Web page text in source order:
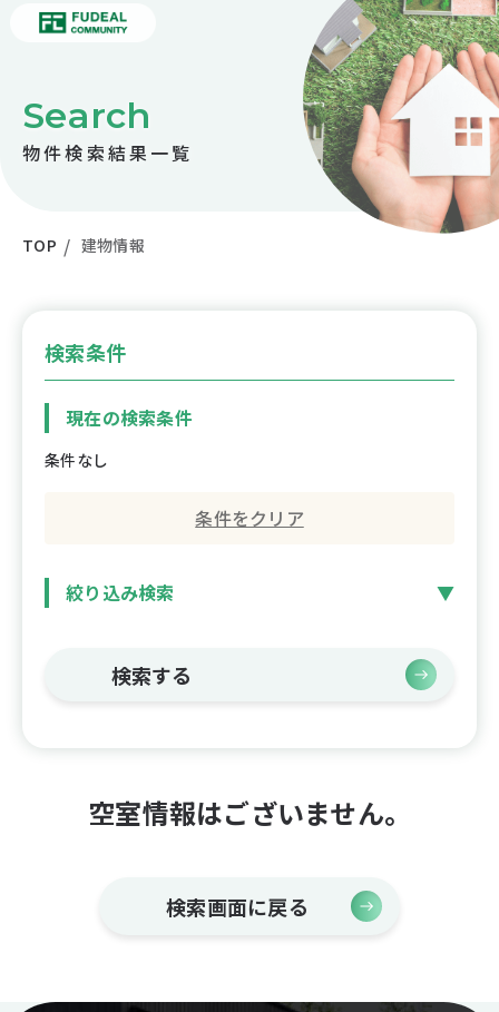
物件検索結果一覧
Search
TOP 建物情報
検索条件
現在の検索条件
条件なし
条件をクリア
絞り込み検索
検索する
空室情報はございません。
検索画面に戻る